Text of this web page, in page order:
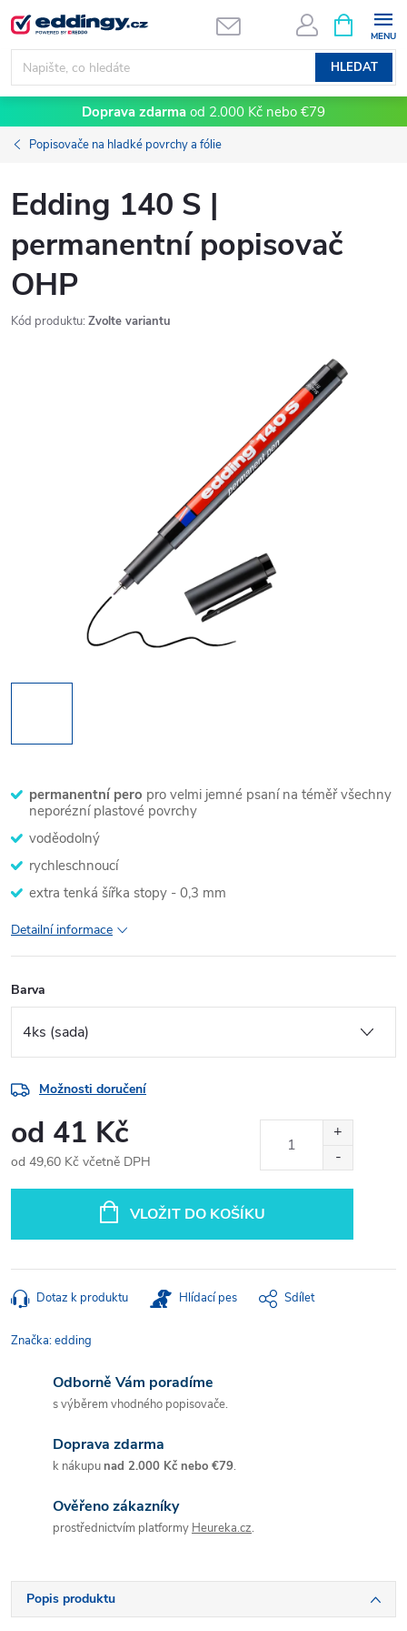
Přejít
na
obsah
HLEDAT
NÁKUPNÍ
KOŠÍK
Doprava zdarma od 2.000 Kč nebo €79
Popisovače na hladké povrchy a fólie
Edding 140 S |
permanentní popisovač
OHP
Kód produktu: Zvolte variantu
permanentní pero pro velmi jemné psaní na téměř všechny
neporézní plastové povrchy
voděodolný
rychleschnoucí
extra tenká šířka stopy - 0,3 mm
Detailní informace
Barva
Možnosti doručení
od 41 Kč
od 49,60 Kč včetně DPH
VLOŽIT DO KOŠÍKU
Dotaz k produktu Hlídací pes Sdílet
Značka:edding
Odborně Vám poradíme
s výběrem vhodného popisovače.
Doprava zdarma
k nákupunad 2.000 Kč nebo €79.
Ověřeno zákazníky
prostřednictvím platformy Heureka.cz.
Popis produktu